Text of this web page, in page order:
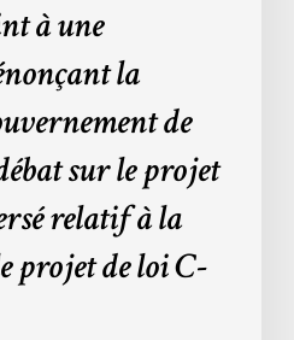
à une
la
de
sur le projet
relatif à la
projet de loi C-